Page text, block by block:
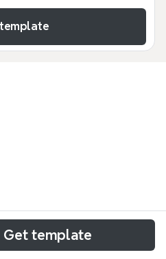
mind map для
охватывающий 80 задач
Get template